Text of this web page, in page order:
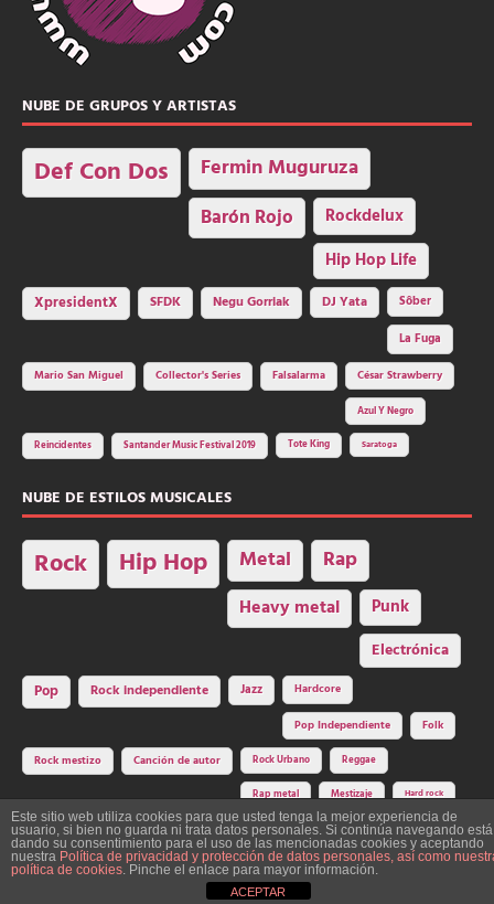
NUBE DE GRUPOS Y ARTISTAS
Def Con Dos Fermin Muguruza
Barón Rojo Rockdelux
Hip Hop Life
XpresidentX SFDK Negu Gorriak DJ Yata
Sôber
La Fuga
Mario San Miguel
Collector's Series Falsalarma César Strawberry
Azul Y Negro
Reincidentes Santander Music Festival 2019 Tote King Saratoga
NUBE DE ESTILOS MUSICALES
Rock Hip Hop Metal Rap
Heavy metal Punk
Electrónica
Pop Rock independiente Jazz Hardcore
Pop Independiente Folk
Rock mestizo Canción de autor Rock Urbano Reggae
Rap metal Mestizaje Hard rock
Construcción y diseño: La Factoría del Ritmo Art Studio. Edita: Asociación
Cultural Y Dale Ritmo!
Este sitio web utiliza cookies para que usted tenga la mejor experiencia de
usuario, si bien no guarda ni trata datos personales. Si continúa navegando está
dando su consentimiento para el uso de las mencionadas cookies y aceptando
nuestra Política de privacidad y protección de datos personales, así como
política de cookies. Pinche el enlace para mayor información.
ACEPTAR